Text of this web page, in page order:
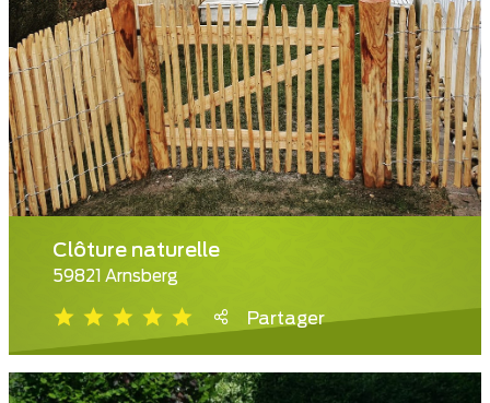
Clôture naturelle
59821 Arnsberg
Partager